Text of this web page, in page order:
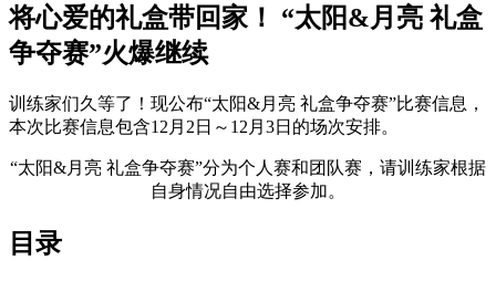
将心爱的礼盒带回家！ “太阳&月亮 礼盒
争夺赛”火爆继续
训练家们久等了！现公布“太阳&月亮 礼盒争夺赛”比赛信息，
本次比赛信息包含12月2日～12月3日的场次安排。
“太阳&月亮 礼盒争夺赛”分为个人赛和团队赛，请训练家根据
自身情况自由选择参加。
目录